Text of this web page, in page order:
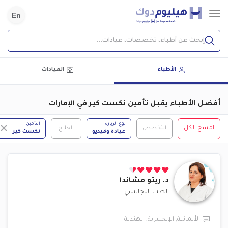
En
إبحث عن أطباء، تخصصات، عيادات...
الأطباء العيادات
أفضل الأطباء يقبل تأمين نكست كير في الإمارات
امسح الكل التخصص
نوع الزيارة
عيادة وفيديو
العلاج
التأمين
نكست كير
د. ريتو مشاندا
الطب التجانسي
الألمانية, الإنجليزية, الهندية